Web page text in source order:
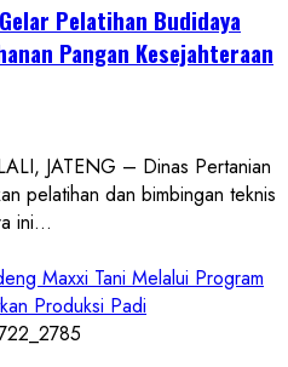
Pelatihan Budidaya
Pangan Kesejahteraan
JATENG – Dinas Pertanian
pelatihan dan bimbingan teknis
ini...
Maxxi Tani Melalui Program
Produksi Padi